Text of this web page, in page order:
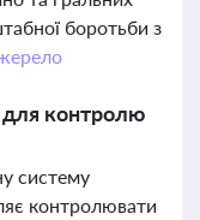
боротьби з
контролю
систему
контролювати